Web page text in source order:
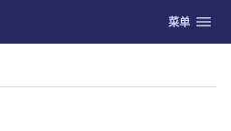
切换导航
菜单